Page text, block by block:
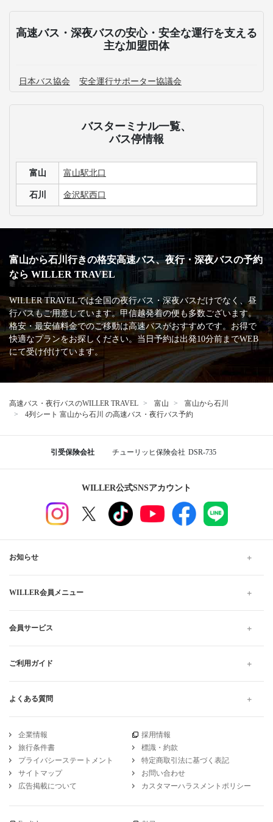
高速バス・深夜バスの安心・安全な運行を支える
主な加盟団体
日本バス協会 安全運行サポーター協議会
バスターミナル一覧、
バス停情報
富山 富山駅北口
石川 金沢駅西口
富山から石川行きの格安高速バス、夜行・深夜バスの予約
なら WILLER TRAVEL
WILLER TRAVELでは全国の夜行バス・深夜バスだけでなく、昼
行バスもご用意しています。甲信越発着の便も多数ございます。
格安・最安値料金でのご移動は高速バスがおすすめです。お得で
快適なプランをお探しください。当日予約は出発10分前までWEB
にて受け付けています。
高速バス・夜行バスのWILLER TRAVEL 富山
富山から石川
4列シート 富山から石川 の高速バス・夜行バス予約
引受保険会社 チューリッヒ保険会社 DSR-735
WILLER公式SNSアカウント
お知らせ
WILLER会員メニュー
会員サービス
ご利用ガイド
よくある質問
企業情報
採用情報
旅行条件書
標識・約款
プライバシーステートメント
特定商取引法に基づく表記
サイトマップ
お問い合わせ
広告掲載について
カスタマーハラスメントポリシー